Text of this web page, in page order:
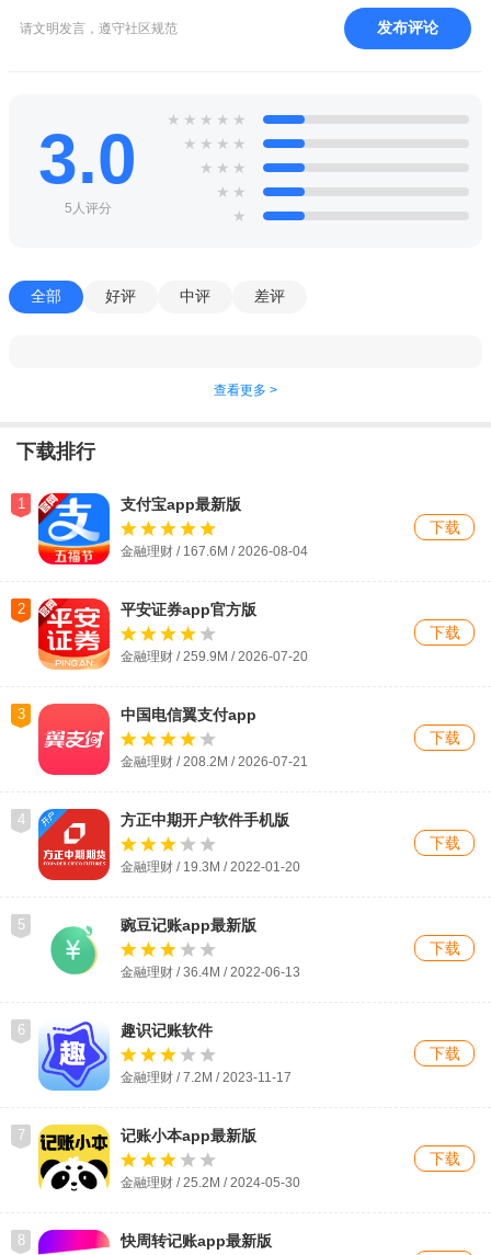
请文明发言，遵守社区规范 发布评论
3.0
5人评分
★ ★ ★ ★ ★
★ ★ ★ ★
★ ★ ★
★ ★
★
全部 好评 中评 差评
查看更多 >
下载排行
1 支付宝app最新版
金融理财 / 167.6M / 2026-08-04
下载
2 平安证券app官方版
金融理财 / 259.9M / 2026-07-20
下载
3 中国电信翼支付app
金融理财 / 208.2M / 2026-07-21
下载
4 方正中期开户软件手机版
金融理财 / 19.3M / 2022-01-20
下载
5 豌豆记账app最新版
金融理财 / 36.4M / 2022-06-13
下载
6 趣识记账软件
金融理财 / 7.2M / 2023-11-17
下载
7 记账小本app最新版
金融理财 / 25.2M / 2024-05-30
下载
8 快周转记账app最新版